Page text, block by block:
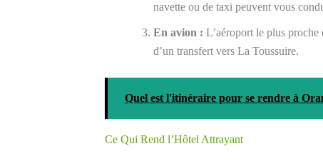
navette ou de taxi peuvent vous
En avion : L’aéroport le plus
d’un transfert vers La Toussuire.
Quel est l'itinéraire pour se rendre à
Ce Qui Rend l’Hôtel Attrayant